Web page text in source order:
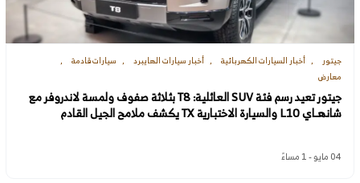
جيتور أخبار السيارات الكهربائية أخبار سيارات الهايبرد
سيارات قادمة
معارض
جيتور تعيد رسم فئة SUV العائلية: T8 بثلاثة صفوف ولمسة لاندروفر مع
شانهـاي L10 والسيارة الاختبارية TX يكشف ملامح الجيل القادم
04 مايو - 1 مساءً